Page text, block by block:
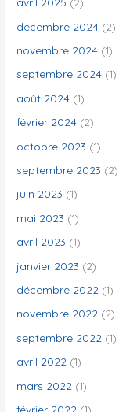
décembre 2024 (2)
novembre 2024 (1)
septembre 2024 (1)
août 2024 (1)
février 2024 (2)
octobre 2023 (1)
septembre 2023 (2)
juin 2023 (1)
mai 2023 (1)
avril 2023 (1)
janvier 2023 (2)
décembre 2022 (1)
novembre 2022 (2)
septembre 2022 (1)
avril 2022 (1)
mars 2022 (1)